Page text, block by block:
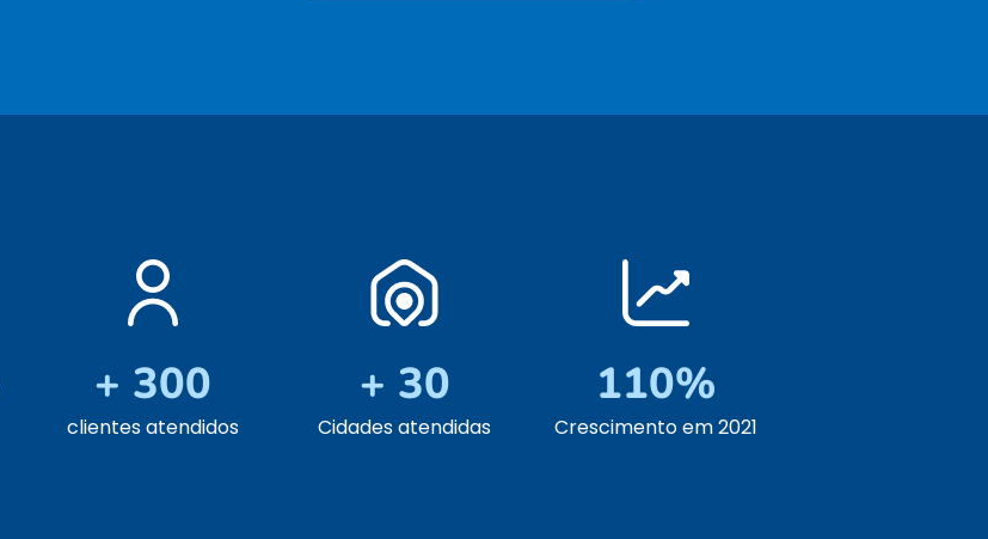
+ 300
clientes atendidos
+ 30
Cidades atendidas
110%
Crescimento em 2021